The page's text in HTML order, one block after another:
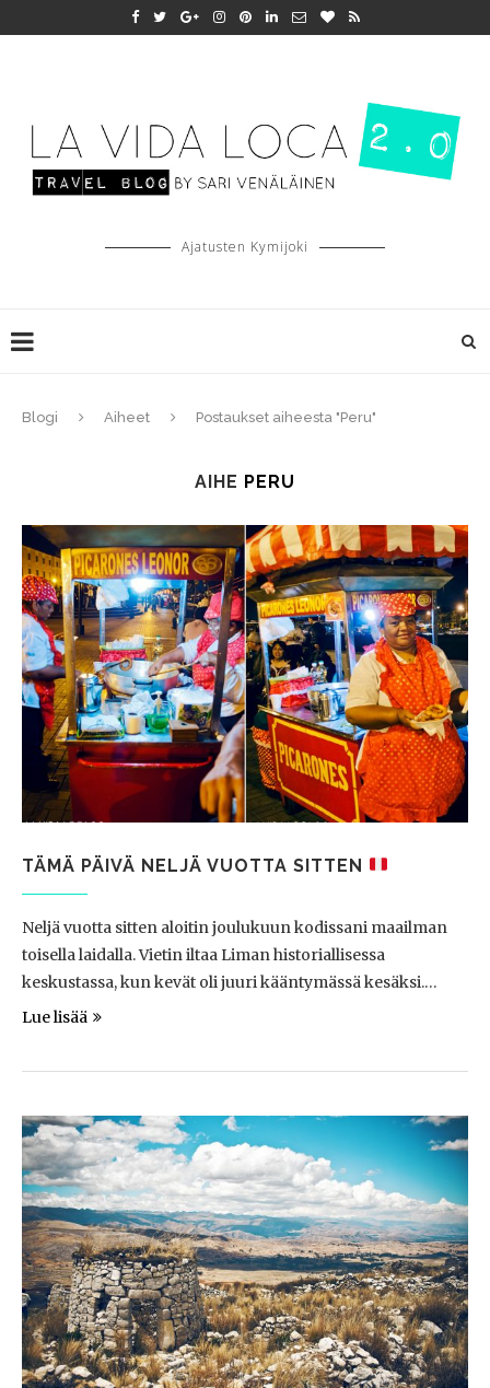
Ajatusten Kymijoki
Blogi Aiheet Postaukset aiheesta "Peru"
AIHE PERU
TÄMÄ PÄIVÄ NELJÄ VUOTTA SITTEN
Neljä vuotta sitten aloitin joulukuun kodissani maailman
toisella laidalla. Vietin iltaa Liman historiallisessa
keskustassa, kun kevät oli juuri kääntymässä kesäksi.…
Lue lisää